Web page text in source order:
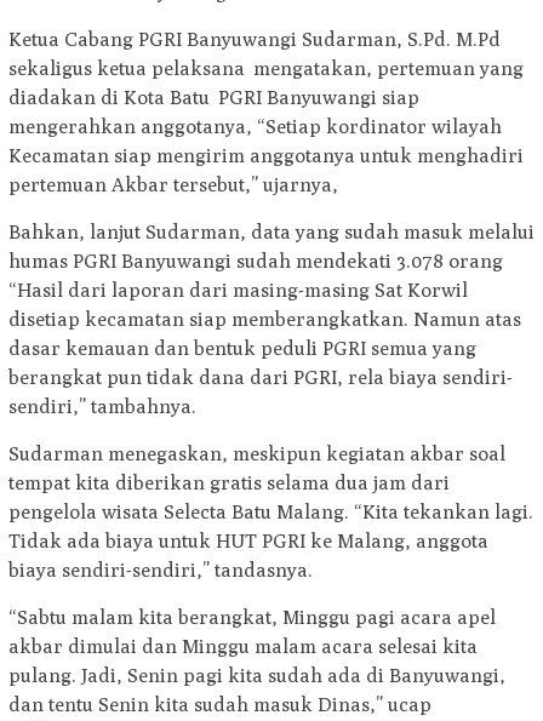
Ketua Cabang PGRI Banyuwangi Sudarman, S.Pd. M.Pd
sekaligus ketua pelaksana mengatakan, pertemuan yang
diadakan di Kota Batu PGRI Banyuwangi siap
mengerahkan anggotanya, “Setiap kordinator wilayah
Kecamatan siap mengirim anggotanya untuk menghadiri
pertemuan Akbar tersebut,” ujarnya,
Bahkan, lanjut Sudarman, data yang sudah masuk melalui
humas PGRI Banyuwangi sudah mendekati 3.078 orang
“Hasil dari laporan dari masing-masing Sat Korwil
disetiap kecamatan siap memberangkatkan. Namun atas
dasar kemauan dan bentuk peduli PGRI semua yang
berangkat pun tidak dana dari PGRI, rela biaya sendiri-
sendiri,” tambahnya.
Sudarman menegaskan, meskipun kegiatan akbar soal
tempat kita diberikan gratis selama dua jam dari
pengelola wisata Selecta Batu Malang. “Kita tekankan lagi.
Tidak ada biaya untuk HUT PGRI ke Malang, anggota
biaya sendiri-sendiri,” tandasnya.
“Sabtu malam kita berangkat, Minggu pagi acara apel
akbar dimulai dan Minggu malam acara selesai kita
pulang. Jadi, Senin pagi kita sudah ada di Banyuwangi,
dan tentu Senin kita sudah masuk Dinas,” ucap